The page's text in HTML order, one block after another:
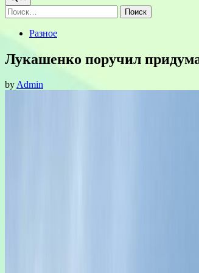
Найти:
PostedРазное
Лукашенко поручил
byAdmin